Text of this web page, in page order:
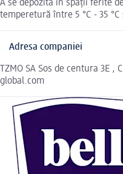
A se depozita în spaţii ferite
temperetură între 5 °C - 35
Adresa companiei
TZMO SA Sos de centura 3E
global.com